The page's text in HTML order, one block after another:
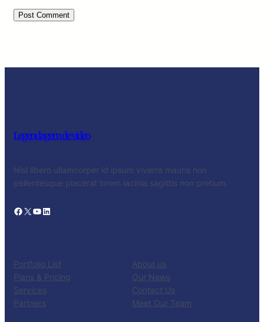
Legendagem de video
Nisl libero ullamcorper id ipsum viverra mauris non
pellentesque placerat lorem lacinia sagittis non pretium.
Facebook X YouTube LinkedIn
Portfolio List
Plans & Pricing
Services
Partners
About us
Our News
Contact Us
Meet Our Team